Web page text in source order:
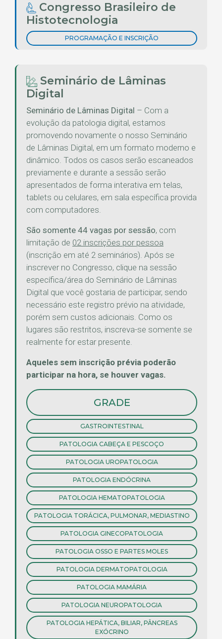
Congresso Brasileiro de
Histotecnologia
PROGRAMAÇÃO E INSCRIÇÃO
Seminário de Lâminas
Digital
Seminário de Lâminas Digital – Com a
evolução da patologia digital, estamos
promovendo novamente o nosso Seminário
de Lâminas Digital, em um formato moderno e
dinâmico. Todos os casos serão escaneados
previamente e durante a sessão serão
apresentados de forma interativa em telas,
tablets ou celulares, em sala específica provida
com computadores.
São somente 44 vagas por sessão, com
limitação de 02 inscrições por pessoa
(inscrição em até 2 seminários). Após se
inscrever no Congresso, clique na sessão
específica/área do Seminário de Lâminas
Digital que você gostaria de participar, sendo
necessário este registro prévio na atividade,
porém sem custos adicionais. Como os
lugares são restritos, inscreva-se somente se
realmente for estar presente.
Aqueles sem inscrição prévia poderão
participar na hora, se houver vagas.
GRADE
GASTROINTESTINAL
PATOLOGIA CABEÇA E PESCOÇO
PATOLOGIA UROPATOLOGIA
PATOLOGIA ENDÓCRINA
PATOLOGIA HEMATOPATOLOGIA
PATOLOGIA TORÁCICA, PULMONAR, MEDIASTINO
PATOLOGIA GINECOPATOLOGIA
PATOLOGIA OSSO E PARTES MOLES
PATOLOGIA DERMATOPATOLOGIA
PATOLOGIA MAMÁRIA
PATOLOGIA NEUROPATOLOGIA
PATOLOGIA HEPÁTICA, BILIAR, PÂNCREAS
EXÓCRINO